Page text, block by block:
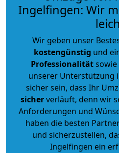
Ingelfingen: Wir
Wir geben unser
kostengünstig und
Professionalität
unserer Unterstützung
sicher sein, dass Ihr
sicherverläuft, denn wir
Anforderungen und
haben die besten
und sicherzustellen,
Ingelfingen ein